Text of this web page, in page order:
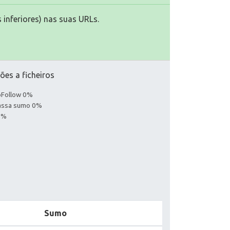
nas suas URLs.
a ficheiros
0%
sumo 0%
Sumo